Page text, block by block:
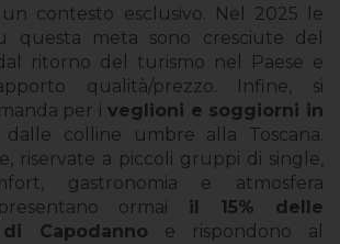
contesto esclusivo. Nel 2025 le
questa meta sono cresciute del
ritorno del turismo nel Paese e
qualità/prezzo. Infine, si
per i veglioni e soggiorni in
dalle colline umbre alla Toscana.
riservate a piccoli gruppi di single,
gastronomia e atmosfera
ormai il 15% delle
Capodanno e rispondono al